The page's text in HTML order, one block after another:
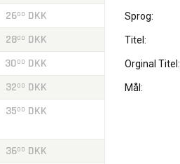
2600 DKK
2800 DKK
3000 DKK
3200 DKK
3500 DKK
3600 DKK
Sprog:
Titel:
Orginal Titel:
Mål: